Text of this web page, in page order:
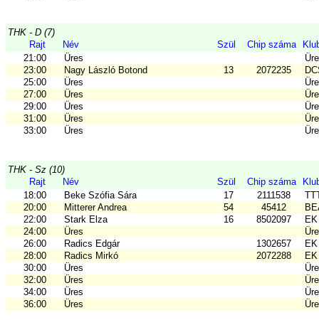
THK - D (7)
Rajt
Név Szül Chip száma
21:00
Üres
23:00
Nagy László Botond 13 2072235
25:00
Üres
27:00
Üres
29:00
Üres
31:00
Üres
33:00
Üres
THK - Sz (10)
Rajt
Név Szül Chip száma
18:00
Beke Szófia Sára 17 2111538
20:00
Mitterer Andrea 54 45412
22:00
Stark Elza 16 8502097
24:00
Üres
26:00
Radics Edgár 1302657
28:00
Radics Mirkó 2072288
30:00
Üres
32:00
Üres
34:00
Üres
36:00
Üres